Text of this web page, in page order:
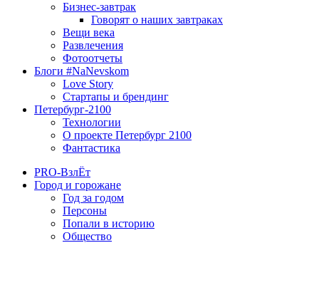
Бизнес-завтрак
Говорят о наших завтраках
Вещи века
Развлечения
Фотоотчеты
Блоги #NaNevskom
Love Story
Стартапы и брендинг
Петербург-2100
Технологии
О проекте Петербург 2100
Фантастика
PRO-ВзлЁт
Город и горожане
Год за годом
Персоны
Попали в историю
Общество